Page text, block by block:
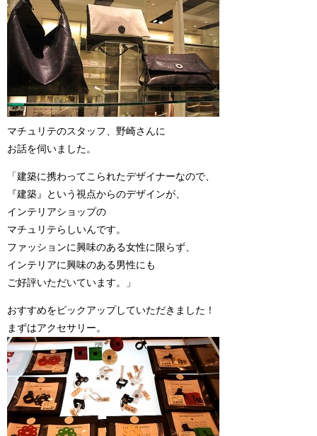
マチュリテのスタッフ、野崎さんに
お話を伺いました。
「建築に携わってこられたデザイナーなので、
『建築』という視点からのデザインが、
インテリアショップの
マチュリテらしいんです。
ファッションに興味のある女性に限らず、
インテリアに興味のある男性にも
ご好評いただいています。」
おすすめをピックアップしていただきました！
まずはアクセサリー。